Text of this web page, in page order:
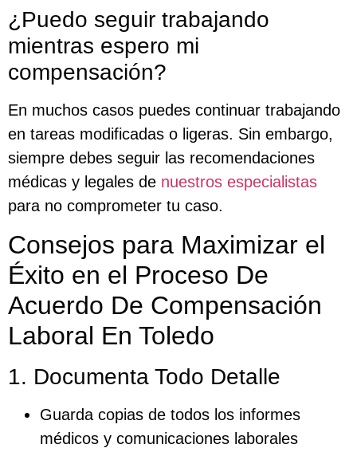
¿Puedo seguir trabajando
mientras espero mi
compensación?
En muchos casos puedes continuar trabajando
en tareas modificadas o ligeras. Sin embargo,
siempre debes seguir las recomendaciones
médicas y legales de nuestros especialistas
para no comprometer tu caso.
Consejos para Maximizar el
Éxito en el Proceso De
Acuerdo De Compensación
Laboral En Toledo
1. Documenta Todo Detalle
Guarda copias de todos los informes
médicos y comunicaciones laborales